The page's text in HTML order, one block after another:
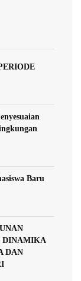
Baru
DINAMIKA
DAN